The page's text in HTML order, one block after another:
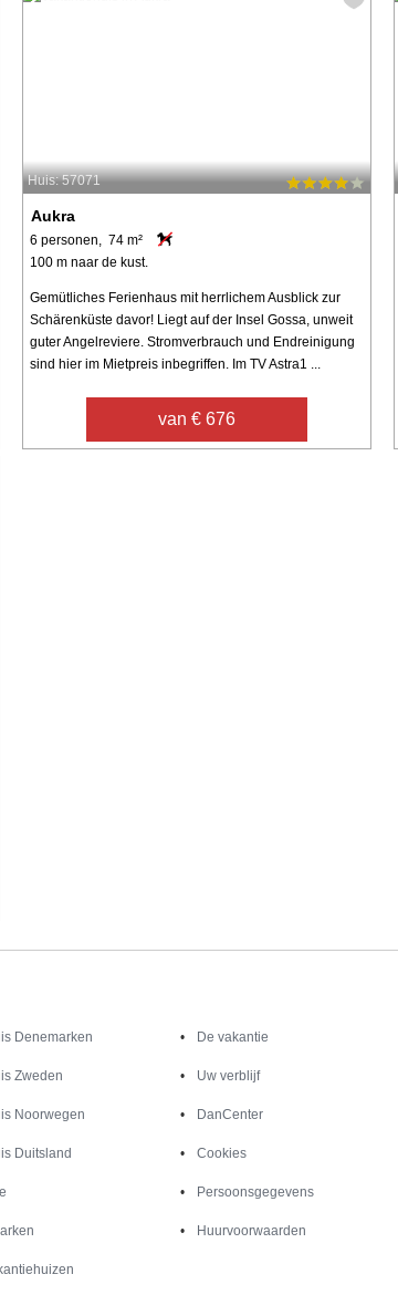
Huis: 57071
Aukra
6 personen, 74 m²
100 m naar de kust.
Gemütliches Ferienhaus mit herrlichem Ausblick zur
Schärenküste davor! Liegt auf der Insel Gossa, unweit
guter Angelreviere. Stromverbrauch und Endreinigung
sind hier im Mietpreis inbegriffen. Im TV Astra1 ...
van € 676
Denemarken
Zweden
Noorwegen
Duitsland
De vakantie
Uw verblijf
DanCenter
Cookies
Persoonsgegevens
Huurvoorwaarden